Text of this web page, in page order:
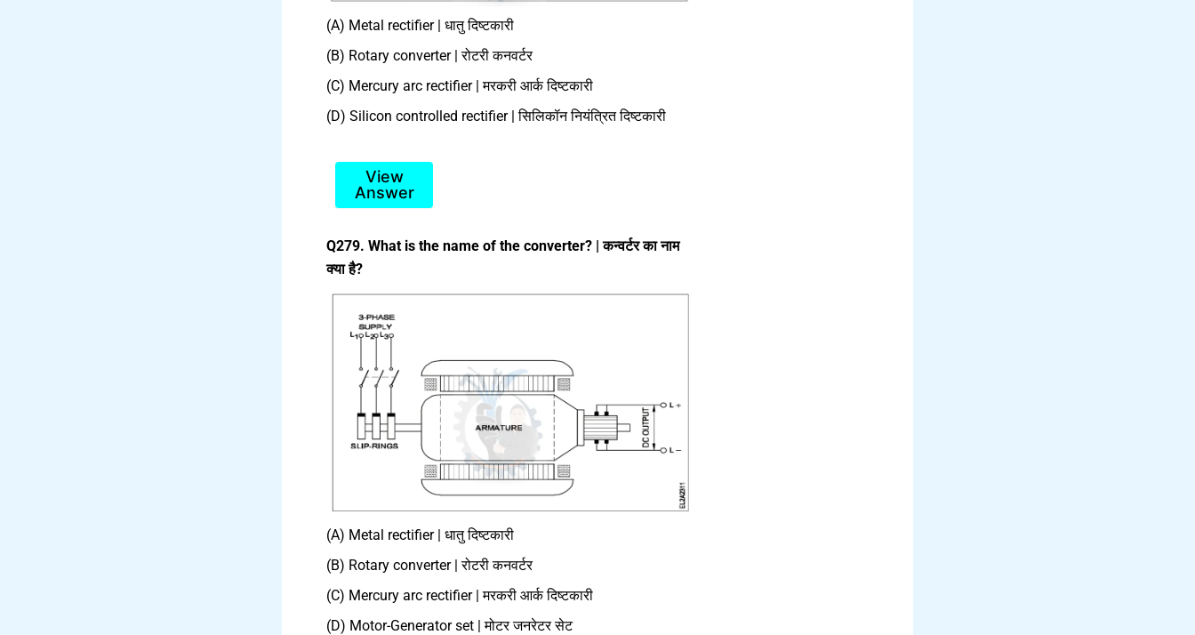
(A) Metal rectifier | धातु दिष्टकारी
(B) Rotary converter | रोटरी कनवर्टर
(C) Mercury arc rectifier | मरकरी आर्क दिष्टकारी
(D) Silicon controlled rectifier | सिलिकॉन नियंत्रित दिष्टकारी
View
Answer
Q279. What is the name of the converter? | कन्वर्टर का नाम
क्या है?
(A) Metal rectifier | धातु दिष्टकारी
(B) Rotary converter | रोटरी कनवर्टर
(C) Mercury arc rectifier | मरकरी आर्क दिष्टकारी
(D) Motor-Generator set | मोटर जनरेटर सेट